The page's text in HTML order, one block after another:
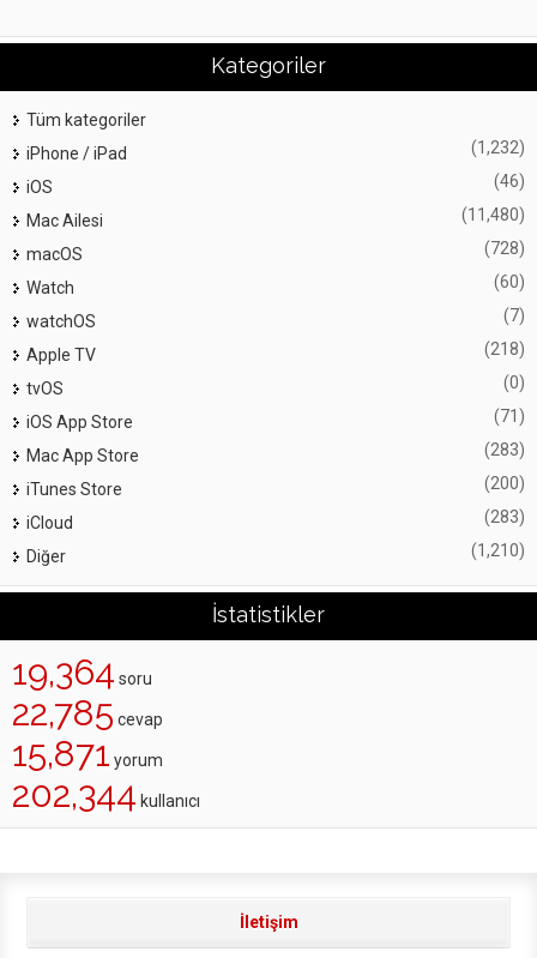
Kategoriler
Tüm kategoriler
iPhone / iPad
(1,232)
iOS (46)
Mac Ailesi (11,480)
macOS (728)
Watch (60)
watchOS (7)
Apple TV (218)
tvOS (0)
iOS App Store (71)
Mac App Store (283)
iTunes Store (200)
iCloud (283)
Diğer (1,210)
İstatistikler
19,364 soru
22,785 cevap
15,871 yorum
202,344 kullanıcı
İletişim